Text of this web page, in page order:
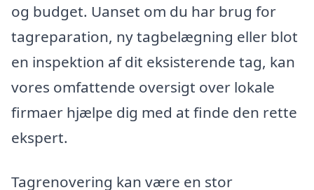
og budget. Uanset om du har brug for
tagreparation, ny tagbelægning eller blot
en inspektion af dit eksisterende tag, kan
vores omfattende oversigt over lokale
firmaer hjælpe dig med at finde den rette
ekspert.
Tagrenovering kan være en stor